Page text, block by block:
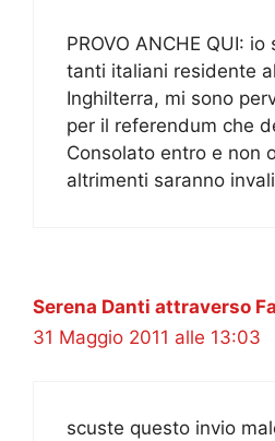
PROVO ANCHE QUI:
tanti italiani residente
Inghilterra, mi sono
per il referendum che
Consolato entro e non
altrimenti saranno
Serena Danti attraverso
31 Maggio 2011 alle 13:03
scuste questo invio